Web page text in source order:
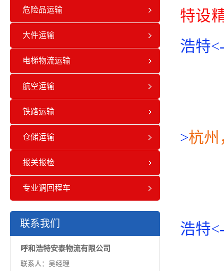
危险品运输
大件运输
电梯物流运输
航空运输
铁路运输
仓储运输
报关报检
专业调回程车
联系我们
呼和浩特安泰物流有限公司
联系人：吴经理
特设
浩特
>杭州
浩特